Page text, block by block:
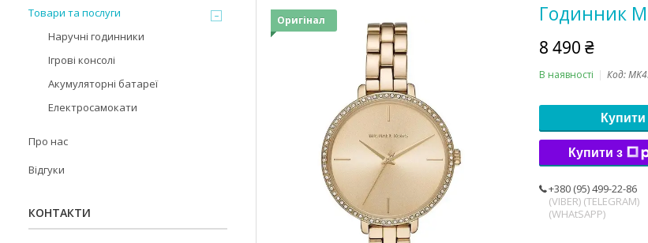
Оригінал Годинник
8 490 ₴
В наявності Код:
Купити
Купити з
+380 (95) 499-22-86
(VIBER) (TELEGRAM)
(WHAtSAPP)
Товари та послуги
Наручні годинники
Ігрові консолі
Акумуляторні батареї
Електросамокати
Про нас
Відгуки
КОНТАКТИ